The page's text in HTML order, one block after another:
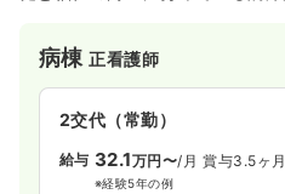
病棟正看護師
2交代（常勤）
給与 32.1万円〜/月 賞与3.5ヶ月
※経験5年の例